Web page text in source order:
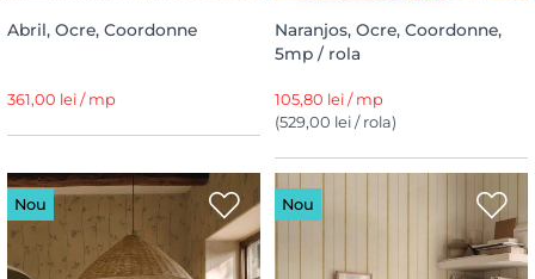
Abril, Ocre, Coordonne
361,00 lei / mp
Naranjos, Ocre, Coordonne,
5mp / rola
105,80 lei / mp
(529,00 lei / rola)
Nou Nou